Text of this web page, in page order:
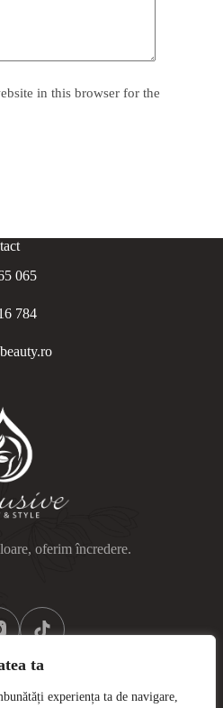
ta
experiența ta de navigare,
in this browser for the
065
784
oferim încredere.
utile